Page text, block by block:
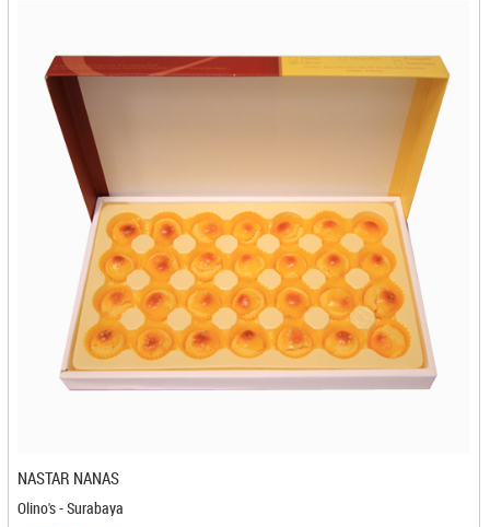
Dian Food - Banjarbaru
Dika - Bontang
Dika Bakery - Solo
DJN Food - Cirebon
Dodol Bengkel Anugrah - Sidikalang
Dodol Ny.Wie - Bandar Lampung
Dodol Pak Ul - Medan
Dodol Ryan - Medan
Dryana - Semarang
Duta Luwak Brother - Bandar Lampung
Egg Roll Bu Eti - Cilacap
Eka Putri - Cilegon
EKA PUTRI -Cilegon
Emka - Bontang
Enok'ai Kerupuk Ceker - Bandung
NASTAR NANAS
Olino's - Surabaya